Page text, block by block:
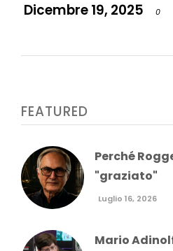
Dicembre 19, 2025
0
FEATURED
Perché
"graziato"
Luglio 16, 2026
Mario